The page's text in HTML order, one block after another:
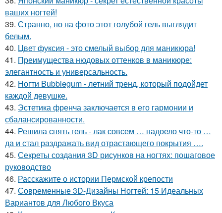
ваших ногтей!
39. Странно, но на фото этот голубой гель выглядит
белым.
40. Цвет фуксия - это смелый выбор для маникюра!
41. Преимущества нюдовых оттенков в маникюре:
элегантность и универсальность.
42. Ногти Bubblegum - летний тренд, который подойдет
каждой девушке.
43. Эстетика френча заключается в его гармонии и
сбалансированности.
44. Решила снять гель - лак совсем … надоело что-то …
да и стал раздражать вид отрастающего покрытия ….
45. Секреты создания 3D рисунков на ногтях: пошаговое
руководство
46. Расскажите о истории Пермской крепости
47. Современные 3D-Дизайны Ногтей: 15 Идеальных
Вариантов для Любого Вкуса